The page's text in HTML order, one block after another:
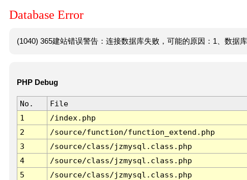
Database Error
(1040) 365建站错误警告：连接数据库失败，可能的原因：1、数据
PHP Debug
No. File
1
/index.php
2
/source/function/function_extend.php
3
/source/class/jzmysql.class.php
4
/source/class/jzmysql.class.php
5
/source/class/jzmysql.class.php